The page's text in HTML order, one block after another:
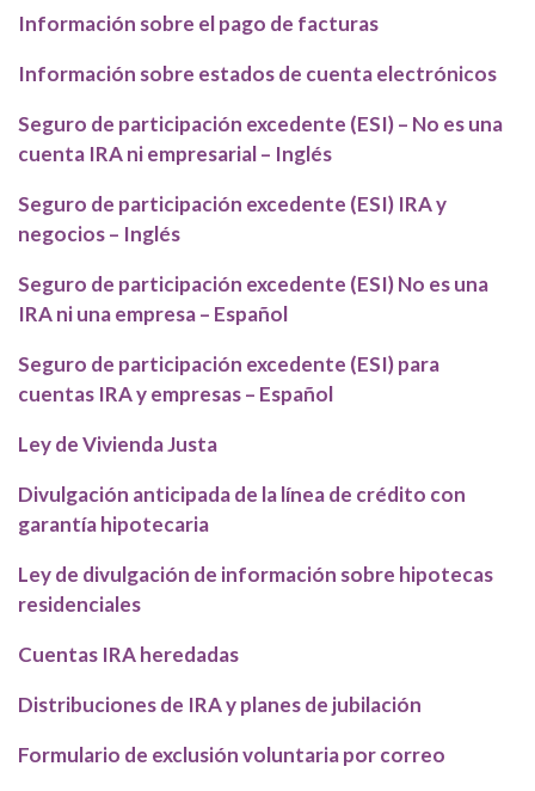
Información sobre el pago de facturas
Información sobre estados de cuenta electrónicos
Seguro de participación excedente (ESI) – No es una
cuenta IRA ni empresarial – Inglés
Seguro de participación excedente (ESI) IRA y
negocios – Inglés
Seguro de participación excedente (ESI) No es una
IRA ni una empresa – Español
Seguro de participación excedente (ESI) para
cuentas IRA y empresas – Español
Ley de Vivienda Justa
Divulgación anticipada de la línea de crédito con
garantía hipotecaria
Ley de divulgación de información sobre hipotecas
residenciales
Cuentas IRA heredadas
Distribuciones de IRA y planes de jubilación
Formulario de exclusión voluntaria por correo